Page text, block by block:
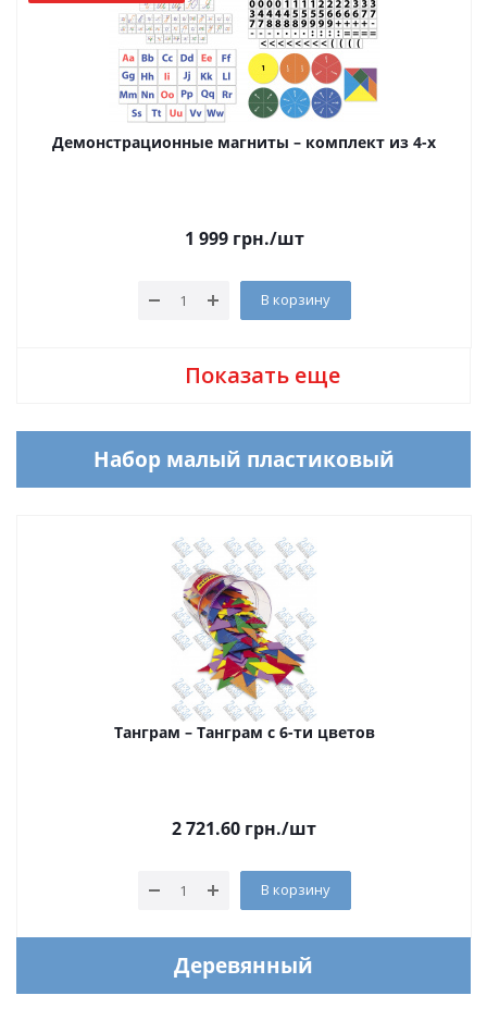
Демонстрационные магниты – комплект из 4-х
1 999грн./шт
В корзину
Показать еще
Набор малый пластиковый
Танграм – Танграм с 6-ти цветов
2 721.60 грн./шт
В корзину
Деревянный